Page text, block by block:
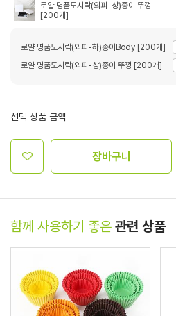
로얄 명품도시락(외피-상)종이 뚜껑
[200개]
로얄 명품도시락(외피-하)종이Body [200개]
로얄 명품도시락(외피-상)종이 뚜껑 [200개]
선택 상품 금액
장바구니
함께 사용하기 좋은 관련 상품